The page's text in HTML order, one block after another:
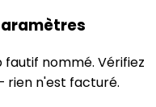
nommé. Vérifiez
rien n'est facturé.